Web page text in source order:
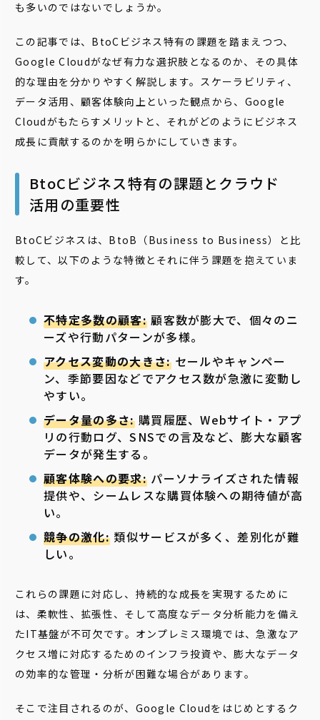
も多いのではないでしょうか。
この記事では、BtoCビジネス特有の課題を踏まえつつ、
Google Cloudがなぜ有力な選択肢となるのか、その具体
的な理由を分かりやすく解説します。スケーラビリティ、
データ活用、顧客体験向上といった観点から、Google
Cloudがもたらすメリットと、それがどのようにビジネス
成長に貢献するのかを明らかにしていきます。
BtoCビジネス特有の課題とクラウド
活用の重要性
BtoCビジネスは、BtoB（Business to Business）と比
較して、以下のような特徴とそれに伴う課題を抱えていま
す。
不特定多数の顧客:顧客数が膨大で、個々のニ
ーズや行動パターンが多様。
アクセス変動の大きさ:セールやキャンペー
ン、季節要因などでアクセス数が急激に変動し
やすい。
データ量の多さ:購買履歴、Webサイト・アプ
リの行動ログ、SNSでの言及など、膨大な顧客
データが発生する。
顧客体験への要求:パーソナライズされた情報
提供や、シームレスな購買体験への期待値が高
い。
競争の激化:類似サービスが多く、差別化が難
しい。
これらの課題に対応し、持続的な成長を実現するために
は、柔軟性、拡張性、そして高度なデータ分析能力を備え
たIT基盤が不可欠です。オンプレミス環境では、急激なア
クセス増に対応するためのインフラ投資や、膨大なデータ
の効率的な管理・分析が困難な場合があります。
そこで注目されるのが、Google Cloudをはじめとするク